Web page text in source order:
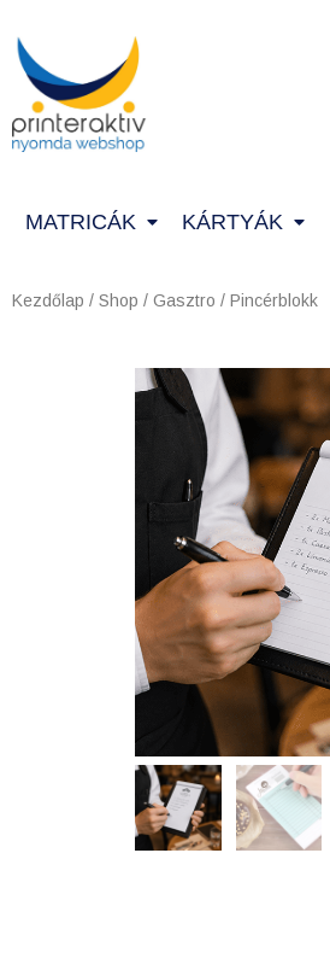
MATRICÁK KÁRTYÁK
Kezdőlap / Shop / Gasztro / Pincérblokk